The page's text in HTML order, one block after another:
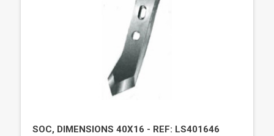
SOC, DIMENSIONS 40X16 - REF: LS401646